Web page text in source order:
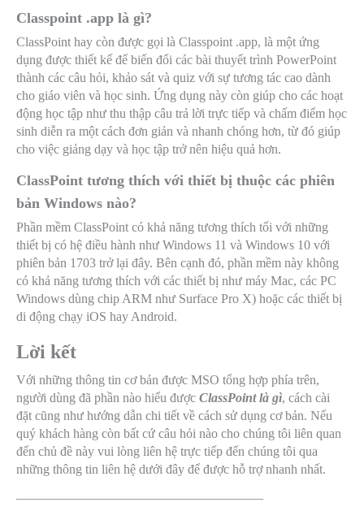
Classpoint .app là gì?
ClassPoint hay còn được gọi là Classpoint .app, là một ứng
dụng được thiết kế để biến đổi các bài thuyết trình PowerPoint
thành các câu hỏi, khảo sát và quiz với sự tương tác cao dành
cho giáo viên và học sinh. Ứng dụng này còn giúp cho các hoạt
động học tập như thu thập câu trả lời trực tiếp và chấm điểm học
sinh diễn ra một cách đơn giản và nhanh chóng hơn, từ đó giúp
cho việc giảng dạy và học tập trở nên hiệu quả hơn.
ClassPoint tương thích với thiết bị thuộc các phiên
bản Windows nào?
Phần mềm ClassPoint có khả năng tương thích tối với những
thiết bị có hệ điều hành như Windows 11 và Windows 10 với
phiên bản 1703 trở lại đây. Bên cạnh đó, phần mềm này không
có khả năng tương thích với các thiết bị như máy Mac, các PC
Windows dùng chip ARM như Surface Pro X) hoặc các thiết bị
di động chạy iOS hay Android.
Lời kết
Với những thông tin cơ bản được MSO tổng hợp phía trên,
người dùng đã phần nào hiểu được ClassPoint là gì, cách cài
đặt cũng như hướng dẫn chi tiết về cách sử dụng cơ bản. Nếu
quý khách hàng còn bất cứ câu hỏi nào cho chúng tôi liên quan
đến chủ đề này vui lòng liên hệ trực tiếp đến chúng tôi qua
những thông tin liên hệ dưới đây để được hỗ trợ nhanh nhất.
———————————————————